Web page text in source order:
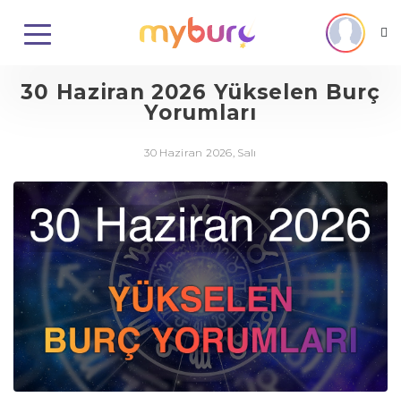
30 Haziran 2026 Yükselen Burç
Yorumları
30 Haziran 2026, Salı